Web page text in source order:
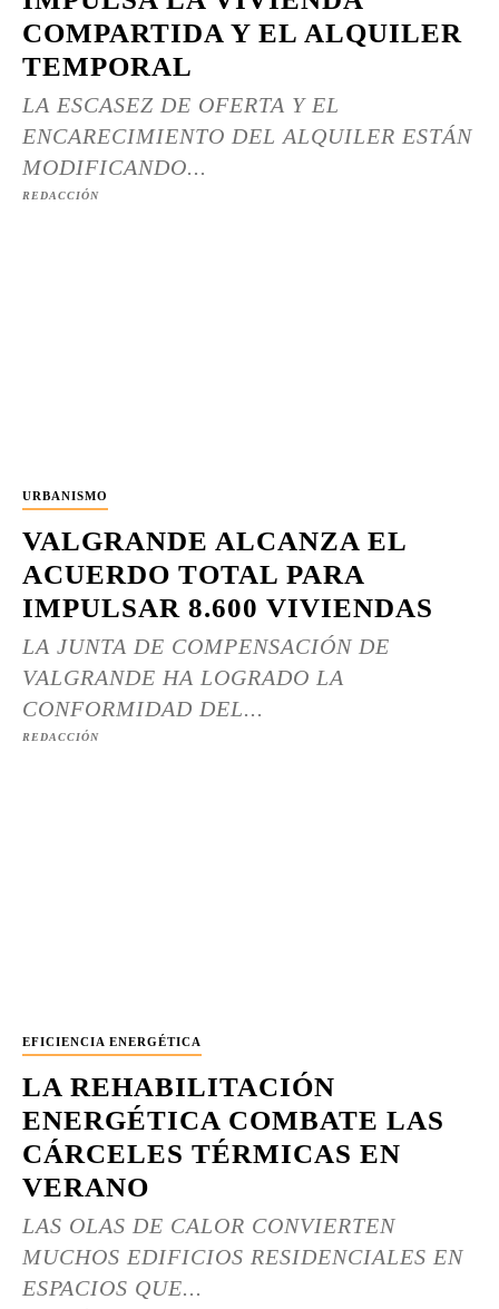
COMPARTIDA Y EL ALQUILER
TEMPORAL
LA ESCASEZ DE OFERTA Y EL
ENCARECIMIENTO DEL ALQUILER ESTÁN
MODIFICANDO...
REDACCIÓN
URBANISMO
VALGRANDE ALCANZA EL
ACUERDO TOTAL PARA
IMPULSAR 8.600 VIVIENDAS
LA JUNTA DE COMPENSACIÓN DE
VALGRANDE HA LOGRADO LA
CONFORMIDAD DEL...
REDACCIÓN
EFICIENCIA ENERGÉTICA
LA REHABILITACIÓN
ENERGÉTICA COMBATE LAS
CÁRCELES TÉRMICAS EN
VERANO
LAS OLAS DE CALOR CONVIERTEN
MUCHOS EDIFICIOS RESIDENCIALES EN
ESPACIOS QUE...